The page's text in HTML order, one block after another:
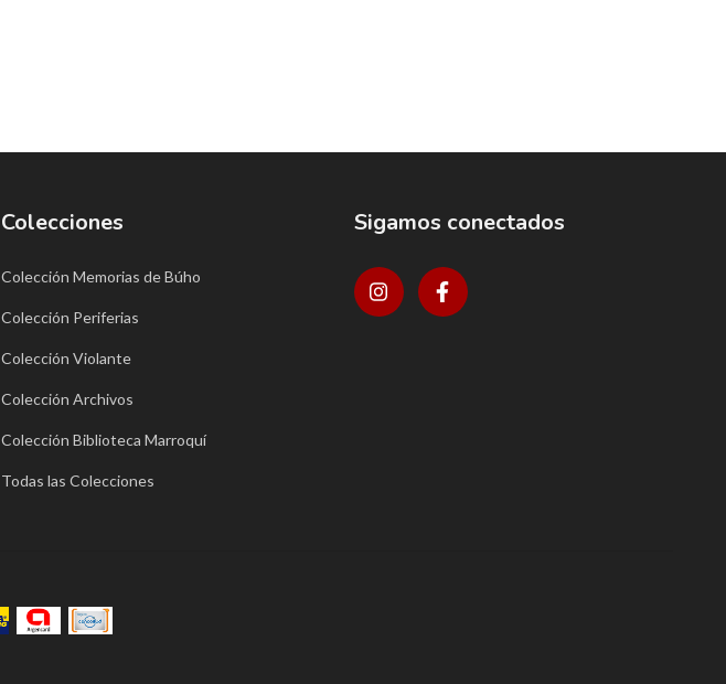
Colecciones
Colección Memorias de Búho
Colección Periferias
Colección Violante
Colección Archivos
Colección Biblioteca Marroquí
Todas las Colecciones
Sigamos conectados